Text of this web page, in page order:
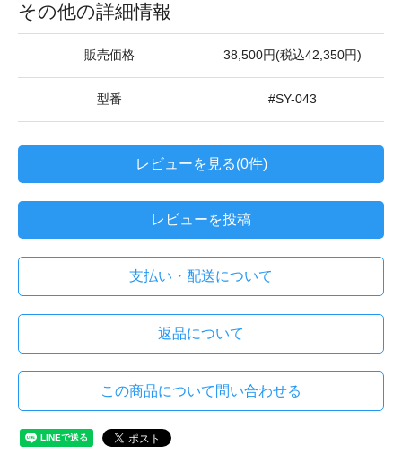
その他の詳細情報
販売価格 38,500円(税込42,350円)
型番 #SY-043
レビューを見る(0件)
レビューを投稿
支払い・配送について
返品について
この商品について問い合わせる